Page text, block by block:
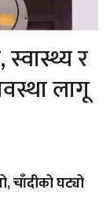
र
लागू
चाँदीको घट्यो